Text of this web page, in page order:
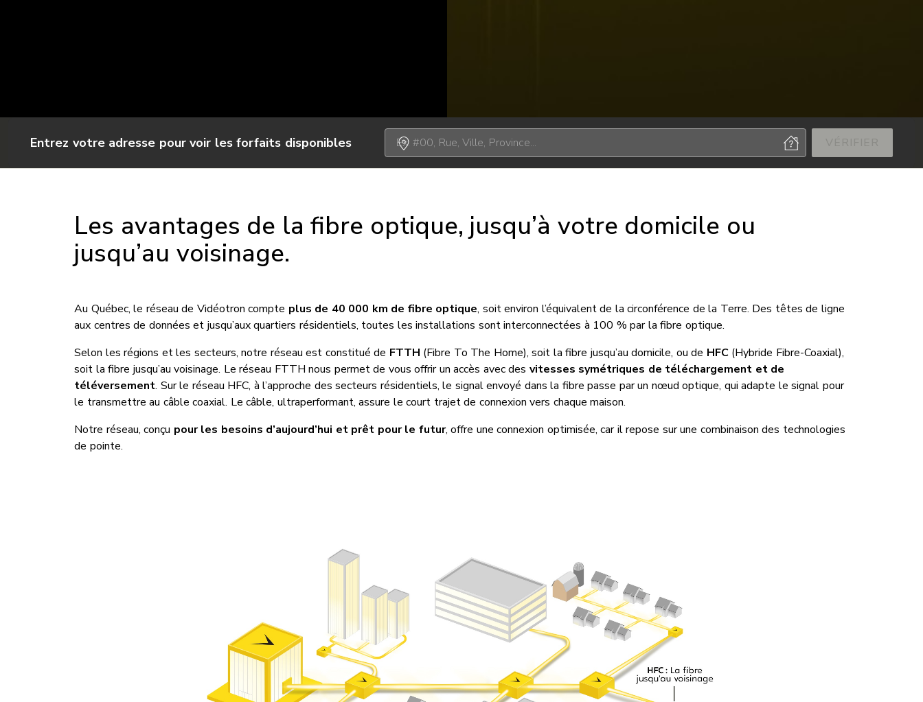
Entrez votre adresse pour voir les forfaits disponibles
Les avantages de la fibre optique, jusqu’à votre domicile ou
jusqu’au voisinage.
Au Québec, le réseau de Vidéotron compte plus de 40 000 km de fibre optique, soit environ l’équivalent de la circonférence de la Terre. Des têtes de ligne
aux centres de données et jusqu’aux quartiers résidentiels, toutes les installations sont interconnectées à 100 % par la fibre optique.
Selon les régions et les secteurs, notre réseau est constitué de FTTH (Fibre To The Home), soit la fibre jusqu’au domicile, ou de HFC(Hybride Fibre-Coaxial),
soit la fibre jusqu’au voisinage. Le réseau FTTH nous permet de vous offrir un accès avec des vitesses symétriques de téléchargement et de
téléversement. Sur le réseau HFC, à l’approche des secteurs résidentiels, le signal envoyé dans la fibre passe par un nœud optique, qui adapte le signal pour
le transmettre au câble coaxial. Le câble, ultraperformant, assure le court trajet de connexion vers chaque maison.
Notre réseau, conçu pour les besoins d’aujourd’hui et prêt pour le futur, offre une connexion optimisée, car il repose sur une combinaison des technologies
de pointe.